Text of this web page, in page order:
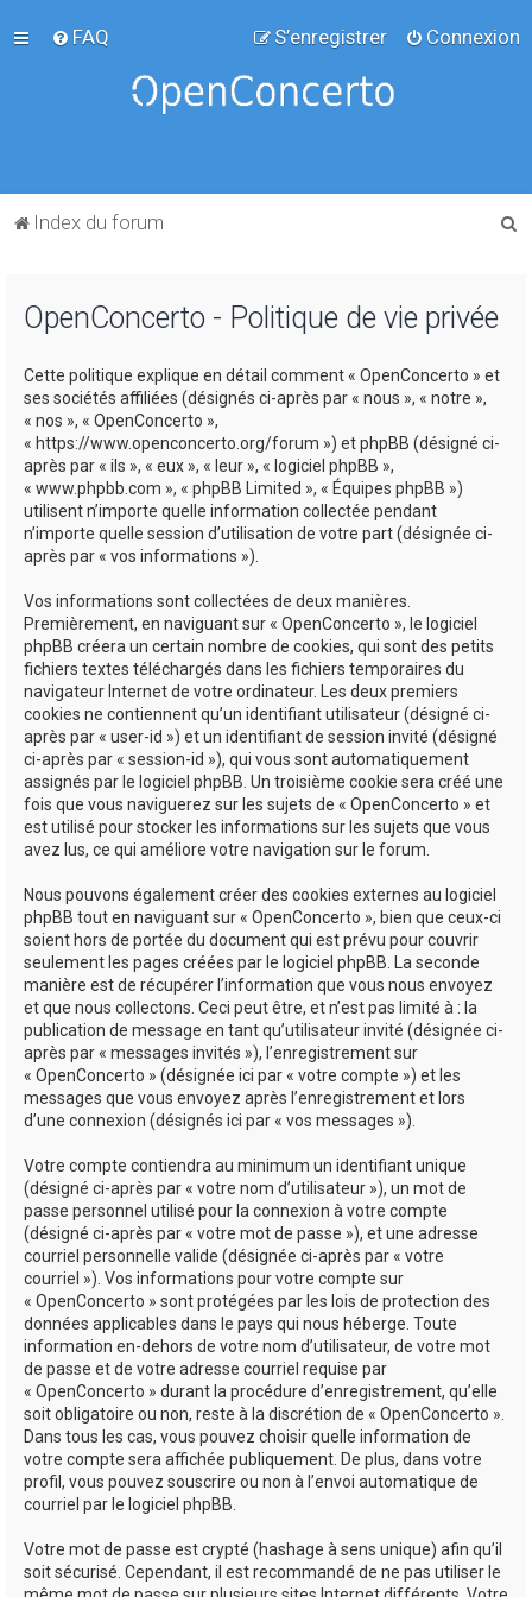
FAQ Connexion
S’enregistrer
Index du forum
OpenConcerto - Politique de vie privée
Cette politique explique en détail comment « OpenConcerto » et
ses sociétés affiliées (désignés ci-après par « nous », « notre »,
« nos », « OpenConcerto »,
« https://www.openconcerto.org/forum ») et phpBB (désigné ci-
après par « ils », « eux », « leur », « logiciel phpBB »,
« www.phpbb.com », « phpBB Limited », « Équipes phpBB »)
utilisent n’importe quelle information collectée pendant
n’importe quelle session d’utilisation de votre part (désignée ci-
après par « vos informations »).
Vos informations sont collectées de deux manières.
Premièrement, en naviguant sur « OpenConcerto », le logiciel
phpBB créera un certain nombre de cookies, qui sont des petits
fichiers textes téléchargés dans les fichiers temporaires du
navigateur Internet de votre ordinateur. Les deux premiers
cookies ne contiennent qu’un identifiant utilisateur (désigné ci-
après par « user-id ») et un identifiant de session invité (désigné
ci-après par « session-id »), qui vous sont automatiquement
assignés par le logiciel phpBB. Un troisième cookie sera créé une
fois que vous naviguerez sur les sujets de « OpenConcerto » et
est utilisé pour stocker les informations sur les sujets que vous
avez lus, ce qui améliore votre navigation sur le forum.
Nous pouvons également créer des cookies externes au logiciel
phpBB tout en naviguant sur « OpenConcerto », bien que ceux-ci
soient hors de portée du document qui est prévu pour couvrir
seulement les pages créées par le logiciel phpBB. La seconde
manière est de récupérer l’information que vous nous envoyez
et que nous collectons. Ceci peut être, et n’est pas limité à : la
publication de message en tant qu’utilisateur invité (désignée ci-
après par « messages invités »), l’enregistrement sur
« OpenConcerto » (désignée ici par « votre compte ») et les
messages que vous envoyez après l’enregistrement et lors
d’une connexion (désignés ici par « vos messages »).
Votre compte contiendra au minimum un identifiant unique
(désigné ci-après par « votre nom d’utilisateur »), un mot de
passe personnel utilisé pour la connexion à votre compte
(désigné ci-après par « votre mot de passe »), et une adresse
courriel personnelle valide (désignée ci-après par « votre
courriel »). Vos informations pour votre compte sur
« OpenConcerto » sont protégées par les lois de protection des
données applicables dans le pays qui nous héberge. Toute
information en-dehors de votre nom d’utilisateur, de votre mot
de passe et de votre adresse courriel requise par
« OpenConcerto » durant la procédure d’enregistrement, qu’elle
soit obligatoire ou non, reste à la discrétion de « OpenConcerto ».
Dans tous les cas, vous pouvez choisir quelle information de
votre compte sera affichée publiquement. De plus, dans votre
profil, vous pouvez souscrire ou non à l’envoi automatique de
courriel par le logiciel phpBB.
Votre mot de passe est crypté (hashage à sens unique) afin qu’il
soit sécurisé. Cependant, il est recommandé de ne pas utiliser le